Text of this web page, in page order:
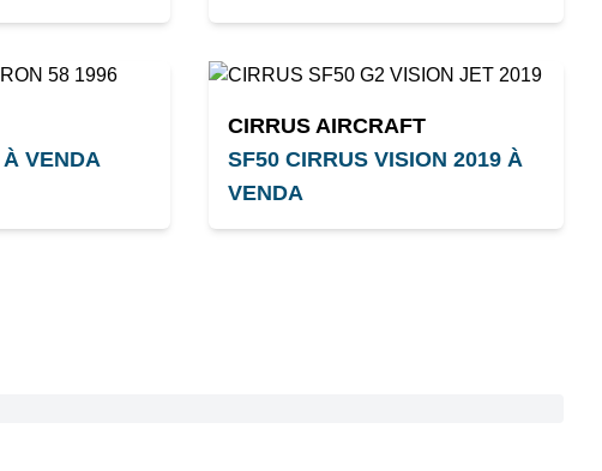
VENDA
CIRRUS AIRCRAFT
SF50 CIRRUS VISION 2019 À
VENDA